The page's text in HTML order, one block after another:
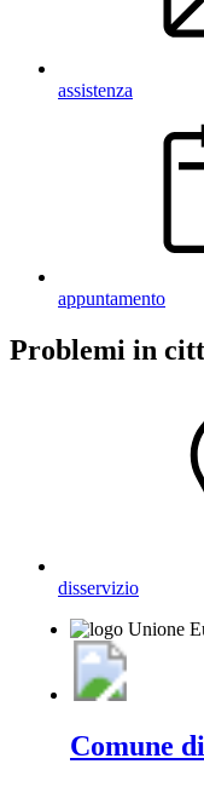
assistenza
appuntamento
Problemi in
disservizio
Comune